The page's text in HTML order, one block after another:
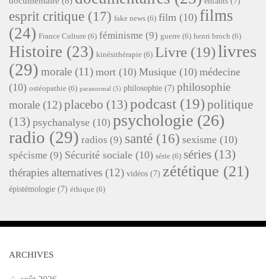
esprit critique (17) fake news (6) film (10) films
(24) France Culture (6) féminisme (9) guerre (6) henri broch (6)
Histoire (23) kinésithérapie (6) Livre (19)livres
(29) morale (11) mort (10) Musique (10) médecine
(10) ostéopathie (6) paranormal (5) philosophie (7) philosophie
morale (12)placebo (13) podcast (19)politique
(13) psychanalyse (10) psychologie (26)
radio (29) radios (9) santé (16) sexisme (10)
spécisme (9) Sécurité sociale (10) série (6) séries (13)
thérapies alternatives (12) vidéos (7) zététique (21)
épistémologie (7) éthique (6)
ARCHIVES